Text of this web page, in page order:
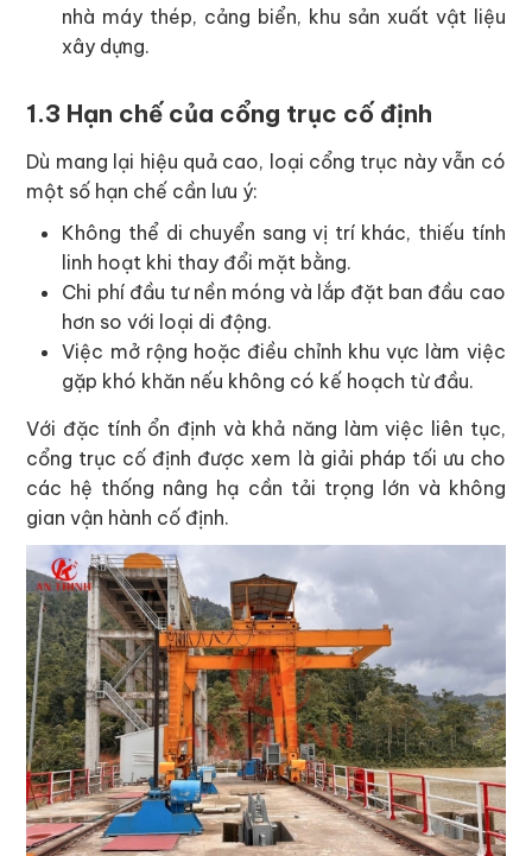
nhà máy thép, cảng biển, khu sản xuất vật liệu
xây dựng.
1.3 Hạn chế của cổng trục cố định
Dù mang lại hiệu quả cao, loại cổng trục này vẫn có
một số hạn chế cần lưu ý:
Không thể di chuyển sang vị trí khác, thiếu tính
linh hoạt khi thay đổi mặt bằng.
Chi phí đầu tư nền móng và lắp đặt ban đầu cao
hơn so với loại di động.
Việc mở rộng hoặc điều chỉnh khu vực làm việc
gặp khó khăn nếu không có kế hoạch từ đầu.
Với đặc tính ổn định và khả năng làm việc liên tục,
cổng trục cố định được xem là giải pháp tối ưu cho
các hệ thống nâng hạ cần tải trọng lớn và không
gian vận hành cố định.